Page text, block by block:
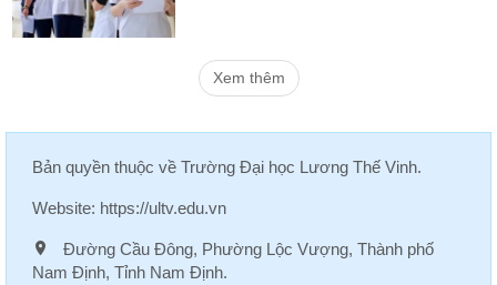
Xem thêm
Bản quyền thuộc về Trường Đại học Lương Thế Vinh.
Website: https://ultv.edu.vn
Đường Cầu Đông, Phường Lộc Vượng, Thành phố
Nam Định, Tỉnh Nam Định.